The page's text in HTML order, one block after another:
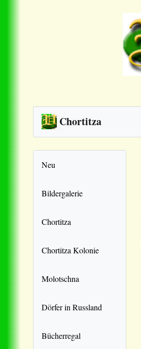
Chortitza
Neu
Bildergalerie
Chortitza
Chortitza Kolonie
Molotschna
Dörfer in Russland
Bücherregal